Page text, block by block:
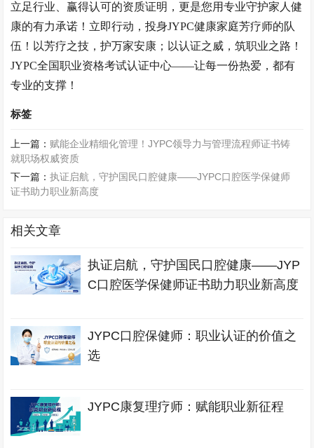
立足行业、赢得认可的资质证明，更是您用专业守护家人健
康的有力承诺！立即行动，投身JYPC健康家庭芳疗师的队
伍！以芳疗之技，护万家安康；以认证之威，筑职业之路！
JYPC全国职业资格考试认证中心——让每一份热爱，都有
专业的支撑！
标签
上一篇： 赋能企业精细化管理！JYPC领导力与管理流程师证书铸
就职场权威资质
下一篇：执证启航，守护国民口腔健康——JYPC口腔医学保健师
证书助力职业新高度
相关文章
执证启航，守护国民口腔健康——JYP
C口腔医学保健师证书助力职业新高度
JYPC口腔保健师：职业认证的价值之
选
JYPC康复理疗师：赋能职业新征程